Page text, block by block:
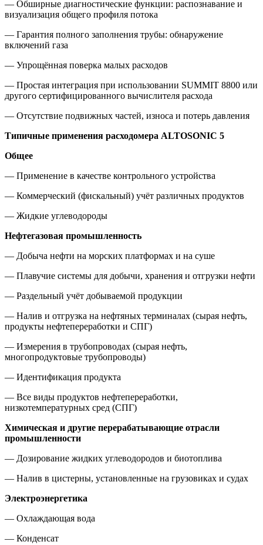
— Обширные диагностические функции: распознавание и
визуализация общего профиля потока
— Гарантия полного заполнения трубы: обнаружение
включений газа
— Упрощённая поверка малых расходов
— Простая интеграция при использовании SUMMIT 8800 или
другого сертифицированного вычислителя расхода
— Отсутствие подвижных частей, износа и потерь давления
Типичные применения расходомера ALTOSONIC 5
Общее
— Применение в качестве контрольного устройства
— Коммерческий (фискальный) учёт различных продуктов
— Жидкие углеводороды
Нефтегазовая промышленность
— Добыча нефти на морских платформах и на суше
— Плавучие системы для добычи, хранения и отгрузки нефти
— Раздельный учёт добываемой продукции
— Налив и отгрузка на нефтяных терминалах (сырая нефть,
продукты нефтепереработки и СПГ)
— Измерения в трубопроводах (сырая нефть,
многопродуктовые трубопроводы)
— Идентификация продукта
— Все виды продуктов нефтепереработки,
низкотемпературных сред (СПГ)
Химическая и другие перерабатывающие отрасли
промышленности
— Дозирование жидких углеводородов и биотоплива
— Налив в цистерны, установленные на грузовиках и судах
Электроэнергетика
— Охлаждающая вода
— Конденсат